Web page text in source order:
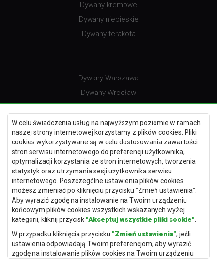
W celu świadczenia usług na najwyższym poziomie w ramach
naszej strony internetowej korzystamy z plików cookies. Pliki
cookies wykorzystywane są w celu dostosowania zawartości
stron serwisu internetowego do preferencji użytkownika,
optymalizacji korzystania ze stron internetowych, tworzenia
statystyk oraz utrzymania sesji użytkownika serwisu
internetowego. Poszczególne ustawienia plików cookies
możesz zmieniać po kliknięciu przycisku "Zmień ustawienia".
Aby wyrazić zgodę na instalowanie na Twoim urządzeniu
końcowym plików cookies wszystkich wskazanych wyżej
kategorii, kliknij przycisk "Akceptuj wszystkie pliki cookie"
W przypadku kliknięcia przycisku "Zmień ustawienia", jeśli
ustawienia odpowiadają Twoim preferencjom, aby wyrazić
zgodę na instalowanie plików cookies na Twoim urządzeniu
Dywany kremowe
Dywany niebieskie
Dywany terakota
Dywany Warszawa
Dywany Wrocław
Dywany Lublin
Dywany Kraków
Dywany Poznań
Dywany Gdynia
Dywany Białystok
Dywany Kielce